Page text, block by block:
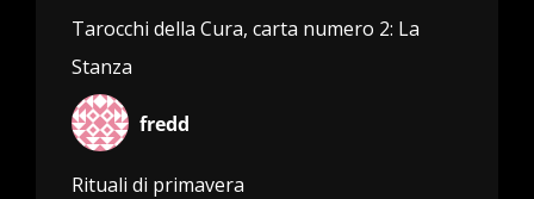
Tarocchi della Cura, carta numero 2: La
Stanza
fredd
Rituali di primavera